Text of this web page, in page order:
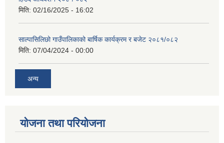
मिति: 02/16/2025 - 16:02
साल्पासिलिछो गाउँपालिकाको बार्षिक कार्यक्रम र बजेट २०८१/०८२
मिति: 07/04/2024 - 00:00
अन्य
योजना तथा परियोजना